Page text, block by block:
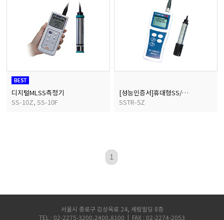
디지털MLSS측정기
SS-10Z, SS-10F
[성능인증서]휴대형SS/탁도측정기
SSTR-5Z
1
서울시 종로구 김상옥로 24, 세림빌딩 8층
TEL : 02-2275-3200,2400,8100 | FAX : 02-2274-2053